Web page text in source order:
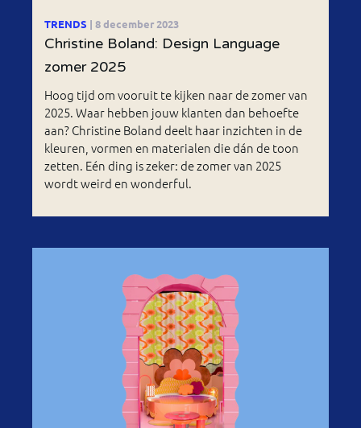
TRENDS | 8 december 2023
Christine Boland: Design Language
zomer 2025
Hoog tijd om vooruit te kijken naar de zomer van
2025. Waar hebben jouw klanten dan behoefte
aan? Christine Boland deelt haar inzichten in de
kleuren, vormen en materialen die dán de toon
zetten. Eén ding is zeker: de zomer van 2025
wordt weird en wonderful.